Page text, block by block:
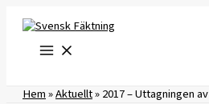
innehåll
Hem»Aktuellt»2017 – Uttagningen